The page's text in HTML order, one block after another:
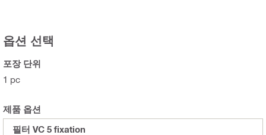
옵션 선택
포장 단위
1 pc
제품 옵션
필터 VC 5 fixation